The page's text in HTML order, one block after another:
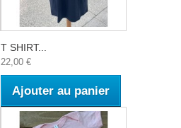
T SHIRT...
22,00 €
Ajouter au panier